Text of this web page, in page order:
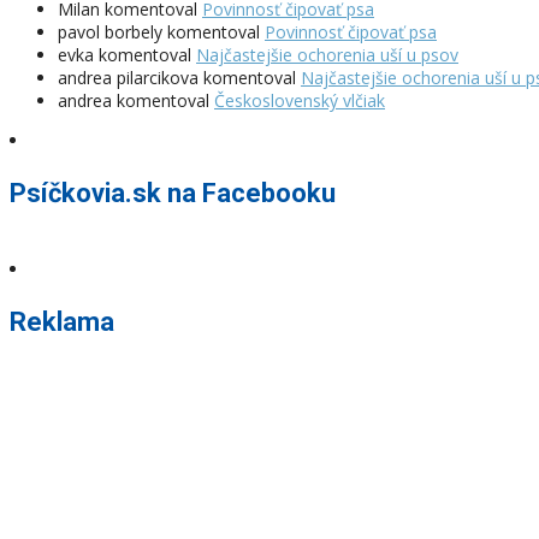
Milan komentoval Povinnosť čipovať psa
pavol borbely komentoval Povinnosť čipovať psa
evka komentoval Najčastejšie ochorenia uší u psov
andrea pilarcikova komentoval Najčastejšie ochorenia uší u
andrea komentoval Československý vlčiak
Psíčkovia.sk na Facebooku
Reklama